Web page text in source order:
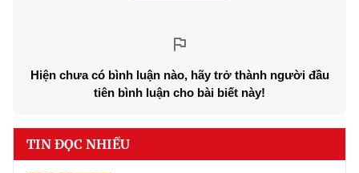
Hiện chưa có bình luận nào, hãy trở thành người đầu
tiên bình luận cho bài biết này!
TIN ĐỌC NHIỀU